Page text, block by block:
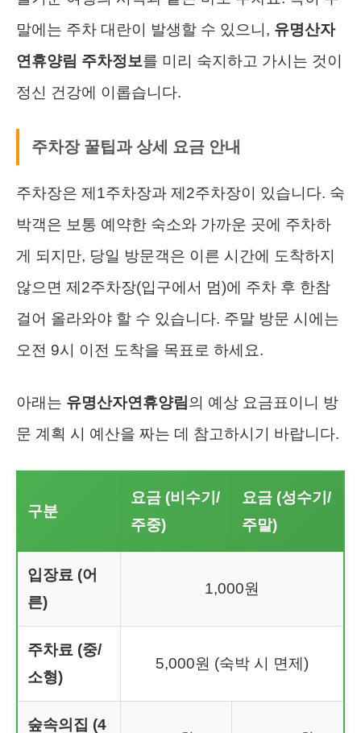
말에는 주차 대란이 발생할 수 있으니, 유명산자
연휴양림 주차정보를 미리 숙지하고 가시는 것이
정신 건강에 이롭습니다.
주차장 꿀팁과 상세 요금 안내
주차장은 제1주차장과 제2주차장이 있습니다. 숙
박객은 보통 예약한 숙소와 가까운 곳에 주차하
게 되지만, 당일 방문객은 이른 시간에 도착하지
않으면 제2주차장(입구에서 멈)에 주차 후 한참
걸어 올라와야 할 수 있습니다. 주말 방문 시에는
오전 9시 이전 도착을 목표로 하세요.
아래는 유명산자연휴양림 의 예상 요금표이니 방
문 계획 시 예산을 짜는 데 참고하시기 바랍니다.
구분
요금 (비수기/
주중)
요금 (성수기/
주말)
입장료 (어
른)
1,000원
주차료 (중/
소형)
5,000원 (숙박 시 면제)
숲속의집 (4